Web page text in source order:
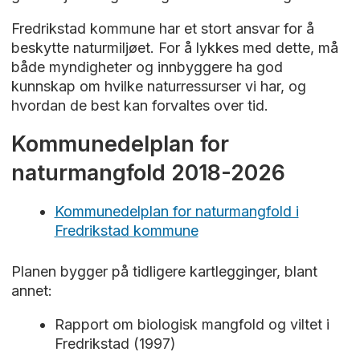
Fredrikstad kommune har et stort ansvar for å
beskytte naturmiljøet. For å lykkes med dette, må
både myndigheter og innbyggere ha god
kunnskap om hvilke naturressurser vi har, og
hvordan de best kan forvaltes over tid.
Kommunedelplan for
naturmangfold 2018-2026
Kommunedelplan for naturmangfold i
Fredrikstad kommune
Planen bygger på tidligere kartlegginger, blant
annet:
Rapport om biologisk mangfold og viltet i
Fredrikstad (1997)